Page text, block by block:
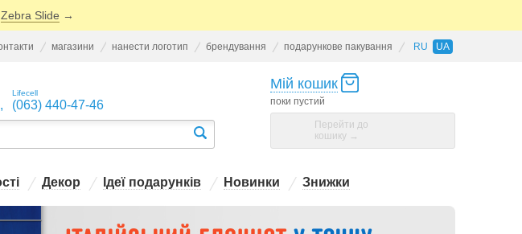
Zebra Slide →
магазини нанести логотип брендування подарункове пакування RU UA
,
Lifecell
(063) 440-47-46
Мій кошик
поки пустий
Перейти до
кошику →
Декор Ідеї подарунків Новинки Знижки